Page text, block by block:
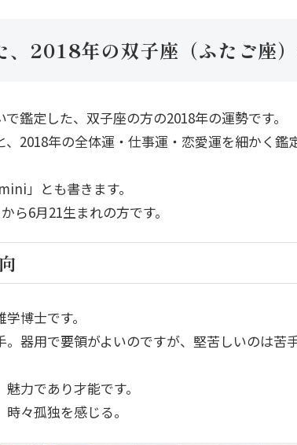
、2018年の双子座（ふたご座
鑑定した、双子座の方の2018年の運勢です。
2018年の全体運・仕事運・恋愛運を細かく鑑
」とも書きます。
ら6月21生まれの方です。
博士です。
器用で要領がよいのですが、堅苦しいのは苦手
力であり才能です。
々孤独を感じる。